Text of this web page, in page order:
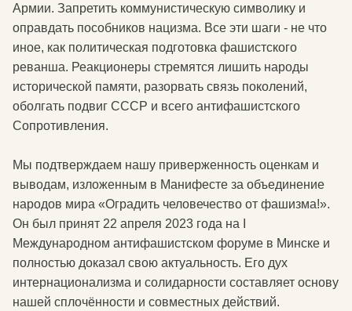
Армии. Запретить коммунистическую символику и
оправдать пособников нацизма. Все эти шаги - не что
иное, как политическая подготовка фашистского
реванша. Реакционеры стремятся лишить народы
исторической памяти, разорвать связь поколений,
оболгать подвиг СССР и всего антифашистского
Сопротивления.
Мы подтверждаем нашу приверженность оценкам и
выводам, изложенным в Манифесте за объединение
народов мира «Оградить человечество от фашизма!».
Он был принят 22 апреля 2023 года на I
Международном антифашистском форуме в Минске и
полностью доказал свою актуальность. Его дух
интернационализма и солидарности составляет основу
нашей сплочённости и совместных действий.